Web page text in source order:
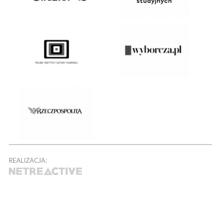
REALIZACJA: